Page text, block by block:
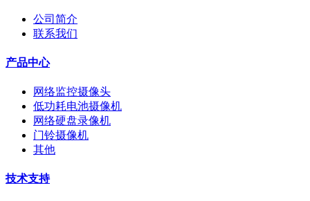
公司简介
联系我们
产品中心
网络监控摄像头
低功耗电池摄像机
网络硬盘录像机
门铃摄像机
其他
技术支持